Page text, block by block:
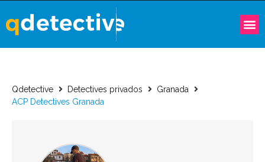
Qdetective Detectives privados
Granada
ACP Detectives Granada